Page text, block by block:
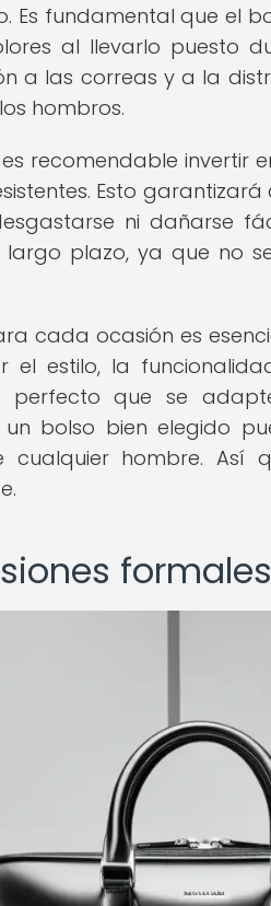
Es fundamental que el
al llevarlo puesto
a las correas y a la
hombros.
recomendable invertir
Esto
ni dañarse
largo plazo, ya que no
cada ocasión es
el estilo, la
perfecto que se
un bolso bien elegido
cualquier hombre. Así
formales